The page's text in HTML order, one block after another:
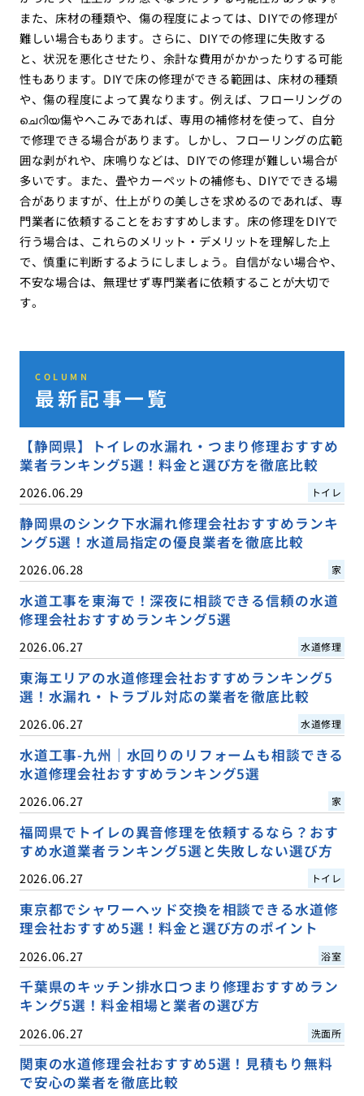
また、床材の種類や、傷の程度によっては、DIYでの修理が
難しい場合もあります。さらに、DIYでの修理に失敗する
と、状況を悪化させたり、余計な費用がかかったりする可能
性もあります。DIYで床の修理ができる範囲は、床材の種類
や、傷の程度によって異なります。例えば、フローリングの
ചെറിയ傷やへこみであれば、専用の補修材を使って、自分
で修理できる場合があります。しかし、フローリングの広範
囲な剥がれや、床鳴りなどは、DIYでの修理が難しい場合が
多いです。また、畳やカーペットの補修も、DIYでできる場
合がありますが、仕上がりの美しさを求めるのであれば、専
門業者に依頼することをおすすめします。床の修理をDIYで
行う場合は、これらのメリット・デメリットを理解した上
で、慎重に判断するようにしましょう。自信がない場合や、
不安な場合は、無理せず専門業者に依頼することが大切で
す。
COLUMN
最新記事一覧
【静岡県】トイレの水漏れ・つまり修理おすすめ
業者ランキング5選！料金と選び方を徹底比較
2026.06.29 トイレ
静岡県のシンク下水漏れ修理会社おすすめランキ
ング5選！水道局指定の優良業者を徹底比較
2026.06.28 家
水道工事を東海で！深夜に相談できる信頼の水道
修理会社おすすめランキング5選
2026.06.27 水道修理
東海エリアの水道修理会社おすすめランキング5
選！水漏れ・トラブル対応の業者を徹底比較
2026.06.27 水道修理
水道工事-九州｜水回りのリフォームも相談できる
水道修理会社おすすめランキング5選
2026.06.27 家
福岡県でトイレの異音修理を依頼するなら？おす
すめ水道業者ランキング5選と失敗しない選び方
2026.06.27 トイレ
東京都でシャワーヘッド交換を相談できる水道修
理会社おすすめ5選！料金と選び方のポイント
2026.06.27 浴室
千葉県のキッチン排水口つまり修理おすすめラン
キング5選！料金相場と業者の選び方
2026.06.27 洗面所
関東の水道修理会社おすすめ5選！見積もり無料
で安心の業者を徹底比較